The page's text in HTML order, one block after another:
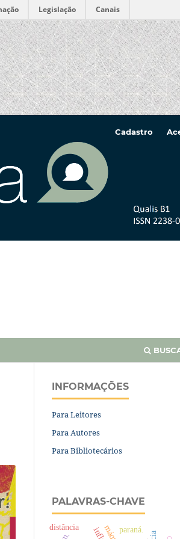
Legislação Canais
Cadastro
INFORMAÇÕES
Para Leitores
Para Autores
Para Bibliotecários
PALAVRAS-CHAVE
paraná.
distância